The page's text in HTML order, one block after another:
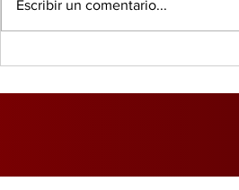
global, según PwC
Escribir un comentario...